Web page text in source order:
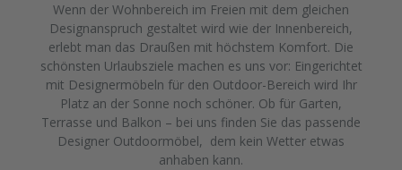
Wenn der Wohnbereich im Freien mit dem gleichen
Designanspruch gestaltet wird wie der Innenbereich,
erlebt man das Draußen mit höchstem Komfort. Die
schönsten Urlaubsziele machen es uns vor: Eingerichtet
mit Designermöbeln für den Outdoor-Bereich wird Ihr
Platz an der Sonne noch schöner. Ob für Garten,
Terrasse und Balkon – bei uns finden Sie das passende
Designer Outdoormöbel, dem kein Wetter etwas
anhaben kann.